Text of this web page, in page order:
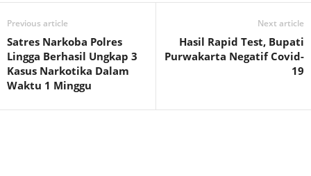
Previous article
Satres Narkoba Polres
Lingga Berhasil Ungkap 3
Kasus Narkotika Dalam
Waktu 1 Minggu
Next article
Hasil Rapid Test, Bupati
Purwakarta Negatif Covid-
19